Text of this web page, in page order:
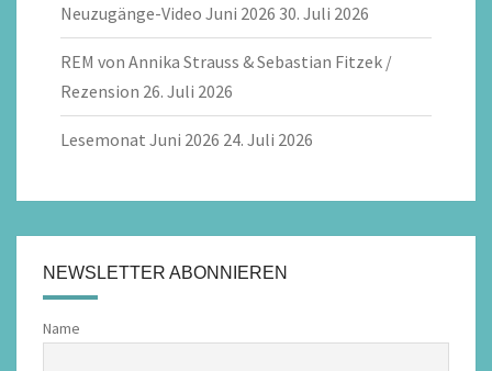
Neuzugänge-Video Juni 2026 30. Juli 2026
REM von Annika Strauss & Sebastian Fitzek /
Rezension 26. Juli 2026
Lesemonat Juni 2026 24. Juli 2026
NEWSLETTER ABONNIEREN
Name